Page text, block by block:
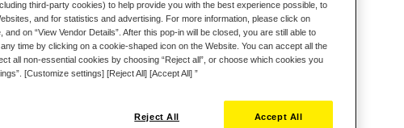
ACCOUNT AANMAKEN
third-party cookies) to help provide you with the best experience possible, to
and for statistics and advertising. For more information, please click on
and on “View Vendor Details”. After this pop-in will be closed, you are still able to
time by clicking on a cookie-shaped icon on the Website. You can accept all the
all non-essential cookies by choosing “Reject all”, or choose which cookies you
[Customize settings] [Reject All] [Accept All] ”
Reject All Accept All